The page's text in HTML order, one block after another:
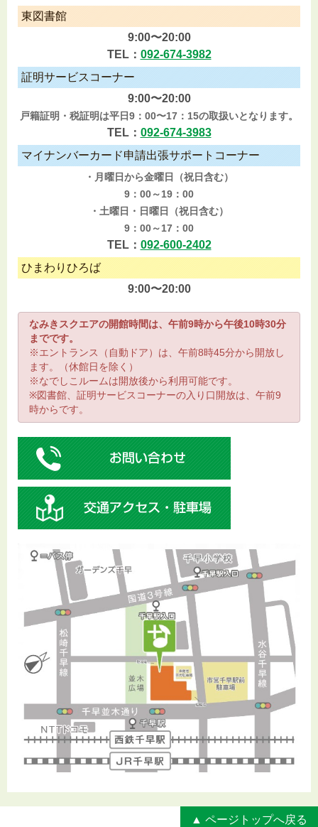
東図書館
9:00〜20:00
TEL： 092-674-3982
証明サービスコーナー
9:00〜20:00
戸籍証明・税証明は平日9：00〜17：15の取扱いとなります。
TEL： 092-674-3983
マイナンバーカード申請出張サポートコーナー
・月曜日から金曜日（祝日含む）
9：00～19：00
・土曜日・日曜日（祝日含む）
9：00～17：00
TEL： 092-600-2402
ひまわりひろば
9:00〜20:00
なみきスクエアの開館時間は、午前9時から午後10時30分
までです。
※エントランス（自動ドア）は、午前8時45分から開放し
ます。（休館日を除く）
※なでしこルームは開放後から利用可能です。
※図書館、証明サービスコーナーの入り口開放は、午前9
時からです。
▲ ページトップへ戻る